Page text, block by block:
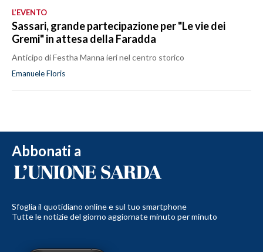
L’EVENTO
Sassari, grande partecipazione per "Le vie dei
Gremi" in attesa della Faradda
Anticipo di Festha Manna ieri nel centro storico
Emanuele Floris
Abbonati a
Sfoglia il quotidiano online e sul tuo smartphone
Tutte le notizie del giorno aggiornate minuto per minuto